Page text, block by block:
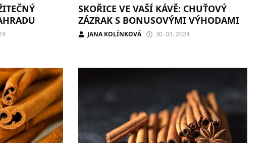
SKOŘICE VE VAŠÍ KÁVĚ: CHUŤOVÝ
ZÁZRAK S BONUSOVÝMI VÝHODAMI
JANA KOLÍNKOVÁ 30. 03. 2024